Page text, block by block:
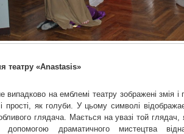
театру «Anastasis»
випадково на емблемі театру зображені змія і
і прості, як голуби. У цьому символі
глядача. Мається на увазі той глядач,
драматичного мистецтва